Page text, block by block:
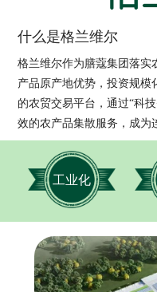
什么是格兰维尔
格兰维尔作为膳蔻集团落实
产品原产地优势，投资规模
的农贸交易平台，通过“科
效的农产品集散服务，成为
工业化